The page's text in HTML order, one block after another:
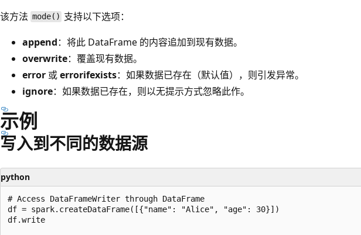
该方法 mode() 支持以下选项：
append：将此 DataFrame 的内容追加到现有数据。
overwrite：覆盖现有数据。
error 或errorifexists：如果数据已存在（默认值），则引发异常。
ignore：如果数据已存在，则以无提示方式忽略此作。
示例
写入到不同的数据源
python
# Access DataFrameWriter through DataFrame
df = spark.createDataFrame([{"name": "Alice", "age": 30}])
df.write